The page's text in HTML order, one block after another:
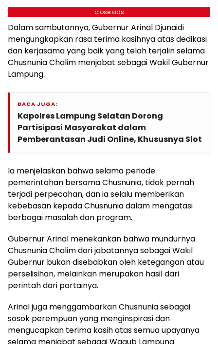
close ads
Dalam sambutannya, Gubernur Arinal Djunaidi
mengungkapkan rasa terima kasihnya atas dedikasi
dan kerjasama yang baik yang telah terjalin selama
Chusnunia Chalim menjabat sebagai Wakil Gubernur
Lampung.
BACA JUGA:
Kapolres Lampung Selatan Dorong
Partisipasi Masyarakat dalam
Pemberantasan Judi Online, Khususnya Slot
Ia menjelaskan bahwa selama periode
pemerintahan bersama Chusnunia, tidak pernah
terjadi perpecahan, dan ia selalu memberikan
kebebasan kepada Chusnunia dalam mengatasi
berbagai masalah dan program.
Gubernur Arinal menekankan bahwa mundurnya
Chusnunia Chalim dari jabatannya sebagai Wakil
Gubernur bukan disebabkan oleh ketegangan atau
perselisihan, melainkan merupakan hasil dari
perintah dari partainya.
Arinal juga menggambarkan Chusnunia sebagai
sosok perempuan yang menginspirasi dan
mengucapkan terima kasih atas semua upayanya
selama menjabat sebagai Wagub Lampung.